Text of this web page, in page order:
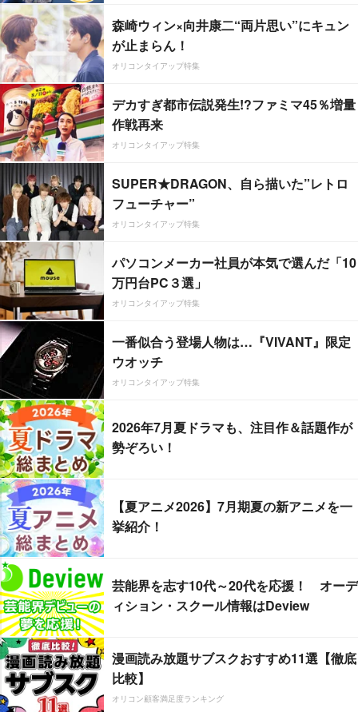
森崎ウィン×向井康二“両片思い”にキュン
が止まらん！
オリコンタイアップ特集
デカすぎ都市伝説発生!?ファミマ45％増量
作戦再来
オリコンタイアップ特集
SUPER★DRAGON、自ら描いた”レトロ
フューチャー”
オリコンタイアップ特集
パソコンメーカー社員が本気で選んだ「10
万円台PC３選」
オリコンタイアップ特集
一番似合う登場人物は…『VIVANT』限定
ウオッチ
オリコンタイアップ特集
2026年7月夏ドラマも、注目作＆話題作が
勢ぞろい！
【夏アニメ2026】7月期夏の新アニメを一
挙紹介！
芸能界を志す10代～20代を応援！ オーデ
ィション・スクール情報はDeview
漫画読み放題サブスクおすすめ11選【徹底
比較】
オリコン顧客満足度ランキング